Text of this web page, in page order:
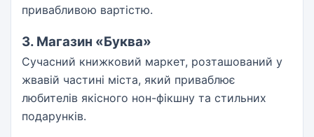
привабливою вартістю.
3. Магазин «Буква»
Сучасний книжковий маркет, розташований у
жвавій частині міста, який приваблює
любителів якісного нон-фікшну та стильних
подарунків.